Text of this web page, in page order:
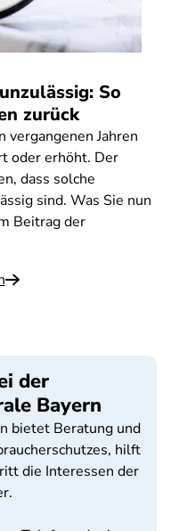
So
zurück
vergangenen Jahren
oder erhöht. Der
dass solche
sind. Was Sie nun
Beitrag der
der
Bayern
bietet Beratung und
hilft
die Interessen der